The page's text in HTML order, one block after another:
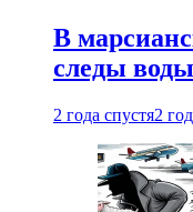
В
следы воды
2 года спустя2